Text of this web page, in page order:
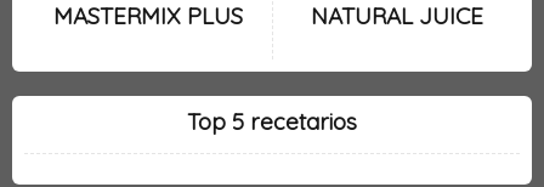
MASTERMIX PLUS NATURAL JUICE
Top 5 recetarios